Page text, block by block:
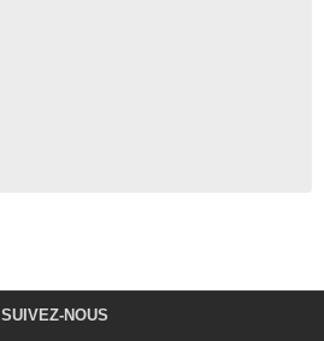
SUIVEZ-NOUS